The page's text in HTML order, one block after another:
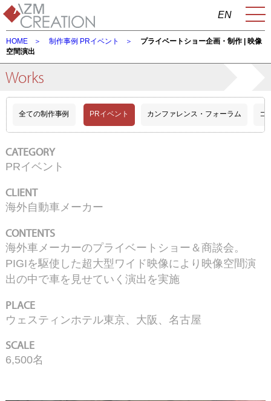
EN
HOME 制作事例 PRイベント
プライベートショー企画・制作 | 映像
空間演出
Works
全ての制作事例 PRイベント カンファレンス・フォーラム コ
CATEGORY
PRイベント
CLIENT
海外自動車メーカー
CONTENTS
海外車メーカーのプライベートショー＆商談会。
PIGIを駆使した超大型ワイド映像により映像空間演
出の中で車を見せていく演出を実施
PLACE
ウェスティンホテル東京、大阪、名古屋
SCALE
6,500名